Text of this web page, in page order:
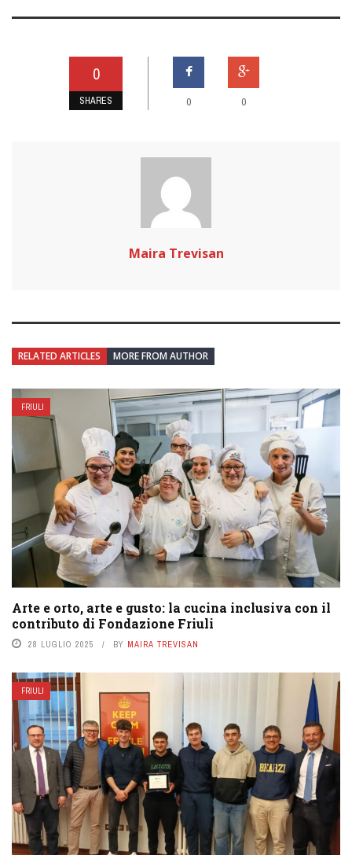
0
SHARES 0 0
Maira Trevisan
RELATED ARTICLES MORE FROM AUTHOR
FRIULI
Arte e orto, arte e gusto: la cucina inclusiva con il
contributo di Fondazione Friuli
28 LUGLIO 2025 BY MAIRA TREVISAN
FRIULI